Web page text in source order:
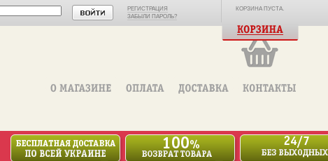
РЕГИСТРАЦИЯ
ЗАБЫЛИ ПАРОЛЬ?
КОРЗИНА ПУСТА.